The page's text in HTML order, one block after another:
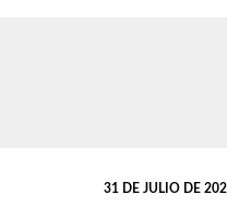
31 DE JULIO DE